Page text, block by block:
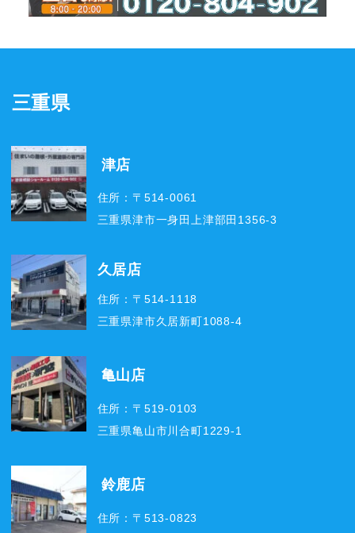
三重県
津店
住所：〒514-0061
三重県津市一身田上津部田1356-3
久居店
住所：〒514-1118
三重県津市久居新町1088-4
亀山店
住所：〒519-0103
三重県亀山市川合町1229-1
鈴鹿店
住所：〒513-0823